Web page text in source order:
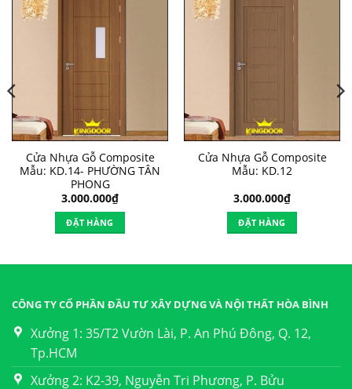
Cửa Nhựa Gỗ Composite
Mẫu: KD.14- PHƯỜNG TÂN
PHONG
3.000.000₫
ĐẶT HÀNG
Cửa Nhựa Gỗ Composite
Mẫu: KD.12
3.000.000₫
ĐẶT HÀNG
CÔNG TY CỔ PHẦN ĐẦU TƯ XÂY DỰNG VÀ NỘI THẤT HÒA BÌNH
Xưởng 1: 35/T2 Vườn Lài, P. An Phú Đông, Q. 12,
Tp.HCM
Xưởng 2: K2-39, Nguyễn Tri Phương, P. Bửu